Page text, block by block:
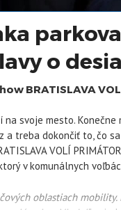
o
BRATISLAVA
svoje mesto.
a treba dokončiť to, čo
VOLÍ
v komunálnych
oblastiach